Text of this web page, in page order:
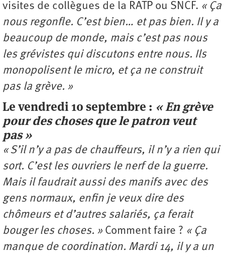
visites de collègues de la RATP ou SNCF. « Ça
nous regonfle. C’est bien… et pas bien. Il y a
beaucoup de monde, mais c’est pas nous
les grévistes qui discutons entre nous. Ils
monopolisent le micro, et ça ne construit
pas la grève. »
Le vendredi 10 septembre : « En grève
pour des choses que le patron veut
pas »
« S’il n’y a pas de chauffeurs, il n’y a rien qui
sort. C’est les ouvriers le nerf de la guerre.
Mais il faudrait aussi des manifs avec des
gens normaux, enfin je veux dire des
chômeurs et d’autres salariés, ça ferait
bouger les choses. » Comment faire ? « Ça
manque de coordination. Mardi 14, il y a un